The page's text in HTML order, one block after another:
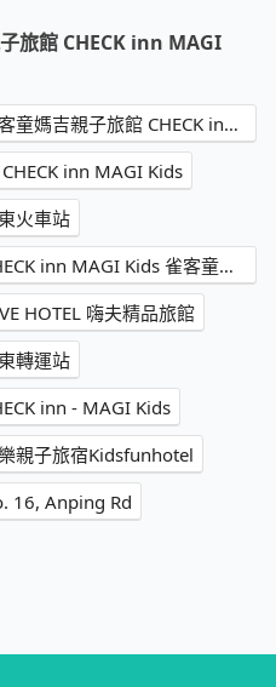
旅館 CHECK inn MAGI
關西六福莊生態渡假旅館→雀客童媽吉親子旅館 CHECK inn MAGI Kids
inn MAGI Kids
火車站
關西六福莊生態渡假旅館→CHECK inn MAGI Kids 雀客童媽吉親子旅館
HOTEL 嗨夫精品旅館
轉運站
inn - MAGI Kids
親子旅宿Kidsfunhotel
16, Anping Rd